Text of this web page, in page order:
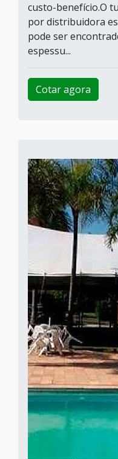
custo-benefício.O
por distribuidora
pode ser
espessu...
Cotar agora